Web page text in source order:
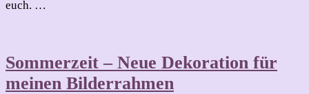
Bilderrahmen
euch. …
Sommerzeit – Neue Dekoration für
meinen Bilderrahmen